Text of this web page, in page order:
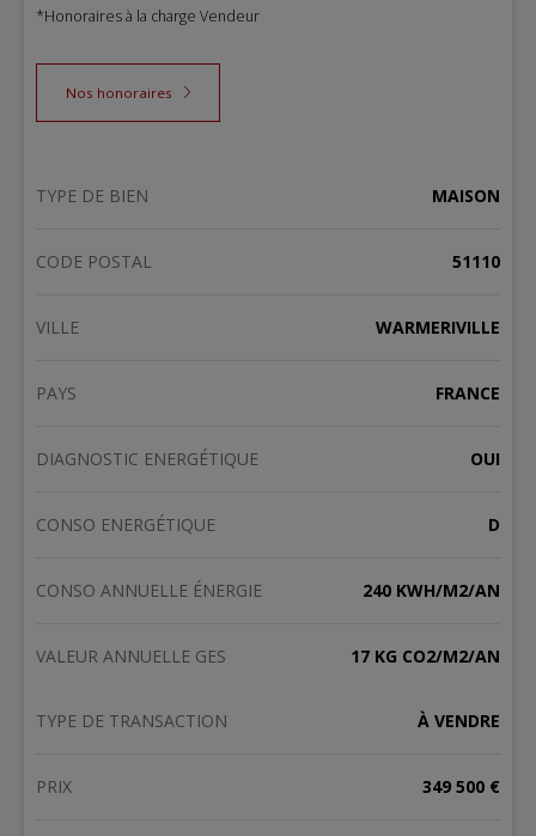
*Honoraires à la charge Vendeur
Nos honoraires
TYPE DE BIEN MAISON
CODE POSTAL 51110
VILLE WARMERIVILLE
PAYS FRANCE
DIAGNOSTIC ENERGÉTIQUE OUI
CONSO ENERGÉTIQUE D
CONSO ANNUELLE ÉNERGIE 240 KWH/M2/AN
VALEUR ANNUELLE GES 17 KG CO2/M2/AN
TYPE DE TRANSACTION À VENDRE
PRIX 349 500 €